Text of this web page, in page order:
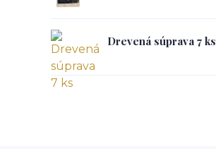
Drevená súprava 7 ks